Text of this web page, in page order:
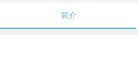
简介